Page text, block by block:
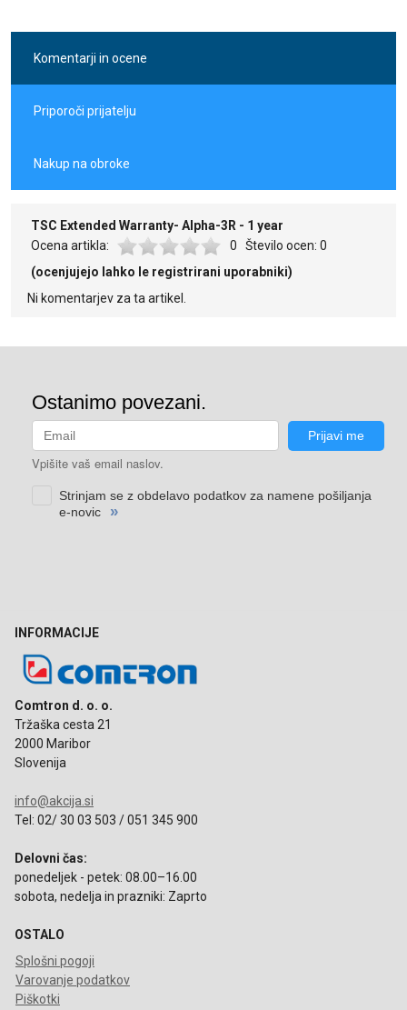
Komentarji in ocene
Priporoči prijatelju
Nakup na obroke
TSC Extended Warranty- Alpha-3R - 1 year
Ocena artikla:
0 Število ocen: 0
(ocenjujejo lahko le registrirani uporabniki)
Ni komentarjev za ta artikel.
INFORMACIJE
Comtron d. o. o.
Tržaška cesta 21
2000 Maribor
Slovenija
info@akcija.si
Tel: 02/ 30 03 503 / 051 345 900
Delovni čas:
ponedeljek - petek: 08.00–16.00
sobota, nedelja in prazniki: Zaprto
OSTALO
Splošni pogoji
Varovanje podatkov
Piškotki